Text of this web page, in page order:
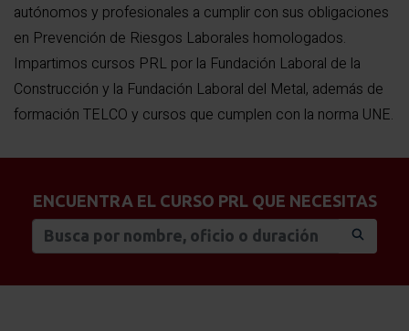
autónomos y profesionales a cumplir con sus obligaciones
en Prevención de Riesgos Laborales homologados.
Impartimos cursos PRL por la Fundación Laboral de la
Construcción y la Fundación Laboral del Metal, además de
formación TELCO y cursos que cumplen con la norma UNE.
ENCUENTRA EL CURSO PRL QUE NECESITAS